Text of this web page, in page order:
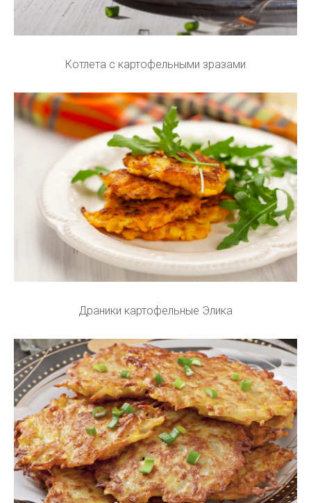
Котлета с картофельными зразами
Драники картофельные Элика